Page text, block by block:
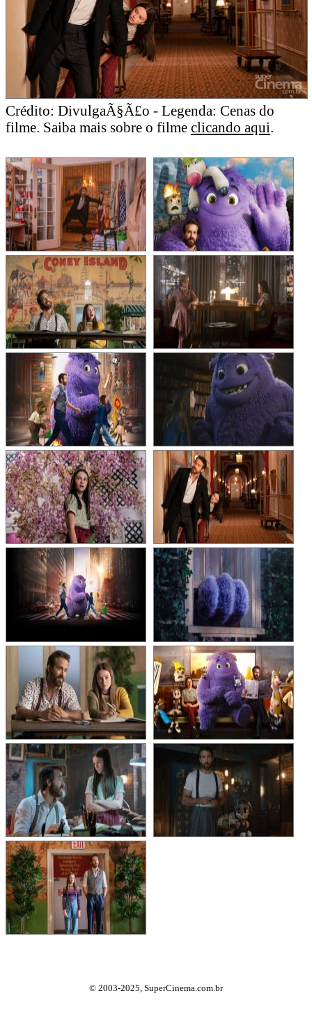
Crédito: DivulgaÃ§Ã£o - Legenda: Cenas do
filme. Saiba mais sobre o filme clicando aqui.
© 2003-2025, SuperCinema.com.br